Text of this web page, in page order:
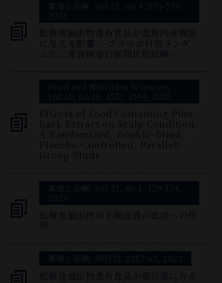
薬理と治療, vol.51, no.4, 573-579,
2023
松樹皮抽出物含有食品が血管内皮機能
に与える影響 —プラセボ対照ランダ
ム化二重盲検並行群間比較試験—
Food and Nutrition Sciences,
vol.16, no.10, 1552-1564, 2025
Effects of Food Containing Pine
Bark Extract on Scalp Condition:
A Randomized, Double-Blind,
Placebo-Controlled, Parallel-
Group Study
薬理と治療, vol.51, no.1, 129-134,
2023
松樹皮抽出物の毛細血管の血流への作
用
薬理と治療, 50(12), 2257-65, 2022
松樹皮抽出物含有食品が肌状態に与え